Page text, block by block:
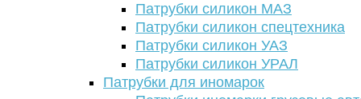
Патрубки силикон МАЗ
Патрубки силикон спецтехника
Патрубки силикон УАЗ
Патрубки силикон УРАЛ
Патрубки для иномарок